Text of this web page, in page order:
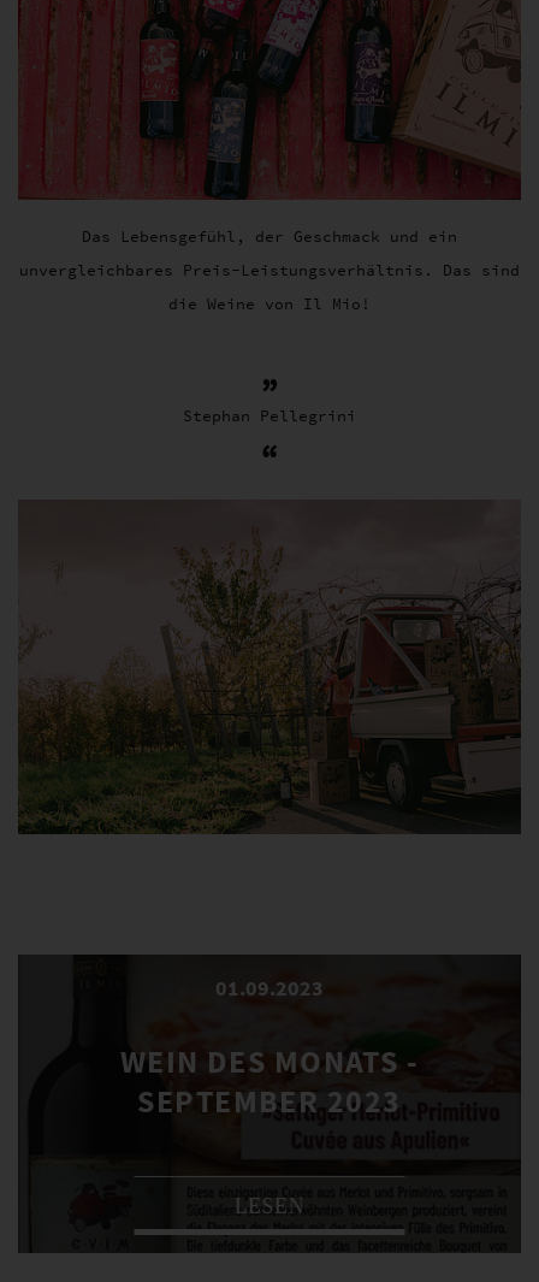
Das Lebensgefühl, der Geschmack und ein
unvergleichbares Preis-Leistungsverhältnis. Das sind
die Weine von Il Mio!
Stephan Pellegrini
01.09.2023
WEIN DES MONATS -
SEPTEMBER 2023
LESEN